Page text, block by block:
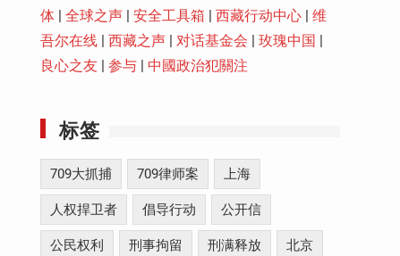
体 | 全球之声 | 安全工具箱 | 西藏行动中心 | 维
吾尔在线 | 西藏之声 | 对话基金会 | 玫瑰中国 |
良心之友 | 参与 | 中國政治犯關注
标签
709大抓捕 709律师案 上海
人权捍卫者 倡导行动 公开信
公民权利 刑事拘留 刑满释放 北京